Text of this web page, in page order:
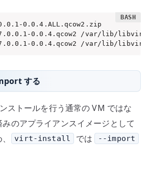
0.0.4.qcow2 /var/lib/libvirt/
する
ストールを行う通常の VM ではな
みのアプライアンスイメージとして
virt-install では --import